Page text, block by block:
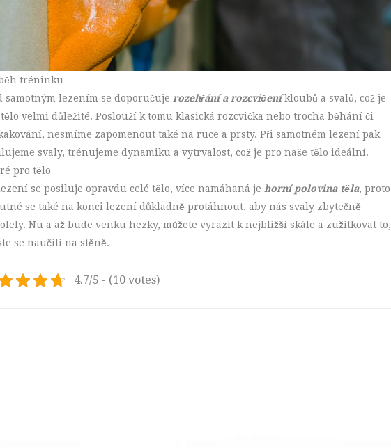
tréninku
samotným lezením se doporučuje rozehřání a rozcvičeníkloubů a svalů, což je
velmi důležité. Poslouží k tomu klasická rozcvička nebo trocha běhání či
nesmíme zapomenout také na ruce a prsty. Při samotném lezení pak
svaly, trénujeme dynamiku a vytrvalost, což je pro naše tělo ideální.
pro tělo
se posiluje opravdu celé tělo, více namáhaná je horní polovina těla, proto
se také na konci lezení důkladně protáhnout, aby nás svaly zbytečně
Nu a až bude venku hezky, můžete vyrazit k nejbližší skále a zužitkovat to,
se naučili na stěně.
4.7/5 - (10 votes)